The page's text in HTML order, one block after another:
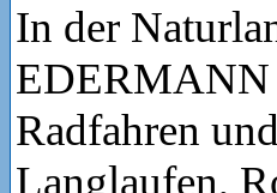
In der
EDERMANN
Radfahren
Langlaufen,